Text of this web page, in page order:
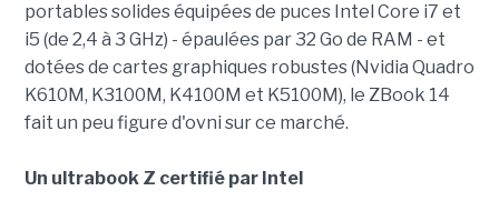
portables solides équipées de puces Intel Core i7 et
i5 (de 2,4 à 3 GHz) - épaulées par 32 Go de RAM - et
dotées de cartes graphiques robustes (Nvidia Quadro
K610M, K3100M, K4100M et K5100M), le ZBook 14
fait un peu figure d'ovni sur ce marché.
Un ultrabook Z certifié par Intel